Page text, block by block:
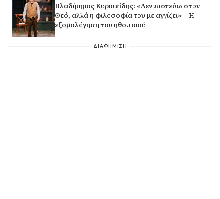
Βλαδίμηρος Κυριακίδης: «Δεν πιστεύω στον
Θεό, αλλά η φιλοσοφία του με αγγίζει» – Η
εξομολόγηση του ηθοποιού
ΔΙΑΦΗΜΙΣΗ